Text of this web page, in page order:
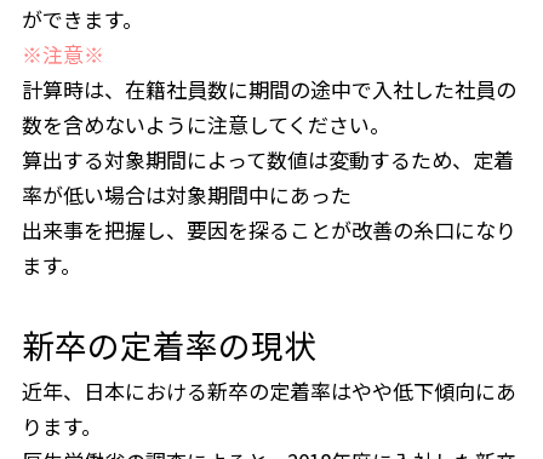
ができます。
※注意※
計算時は、在籍社員数に期間の途中で入社した社員の
数を含めないように注意してください。
算出する対象期間によって数値は変動するため、定着
率が低い場合は対象期間中にあった
出来事を把握し、要因を探ることが改善の糸口になり
ます。
新卒の定着率の現状
近年、日本における新卒の定着率はやや低下傾向にあ
ります。